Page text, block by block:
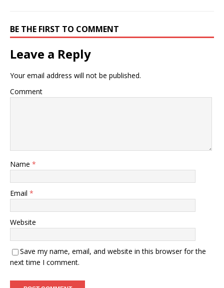
BE THE FIRST TO COMMENT
Leave a Reply
Your email address will not be published.
Comment
Name *
Email *
Website
Save my name, email, and website in this browser for the
next time I comment.